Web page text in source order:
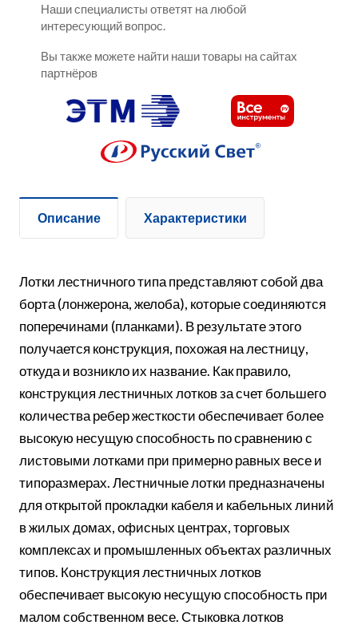
Наши специалисты ответят на любой
интересующий вопрос.
Вы также можете найти наши товары на сайтах
партнёров
Описание Характеристики
Лотки лестничного типа представляют собой два
борта (лонжерона, желоба), которые соединяются
поперечинами (планками). В результате этого
получается конструкция, похожая на лестницу,
откуда и возникло их название. Как правило,
конструкция лестничных лотков за счет большего
количества ребер жесткости обеспечивает более
высокую несущую способность по сравнению с
листовыми лотками при примерно равных весе и
типоразмерах. Лестничные лотки предназначены
для открытой прокладки кабеля и кабельных линий
в жилых домах, офисных центрах, торговых
комплексах и промышленных объектах различных
типов. Конструкция лестничных лотков
обеспечивает высокую несущую способность при
малом собственном весе. Стыковка лотков